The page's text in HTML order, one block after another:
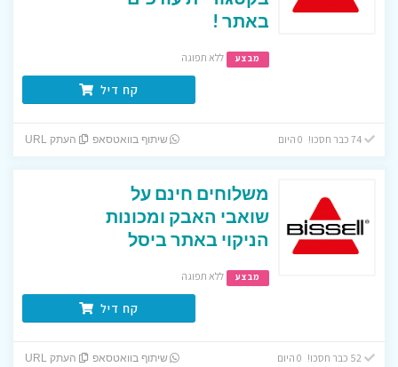
באתר !
מבצע ללא תפוגה
קח דיל
74 כבר חסכו! 0 היום שיתוף בוואטסאפ העתק URL
משלוחים חינם על
שואבי האבק ומכונות
הניקוי באתר ביסל
מבצע ללא תפוגה
קח דיל
52 כבר חסכו! 0 היום שיתוף בוואטסאפ העתק URL